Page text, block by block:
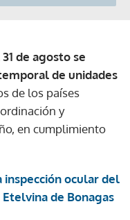
de agosto se
de unidades
de los países
y
en cumplimiento
inspección ocular del
de Bonagas